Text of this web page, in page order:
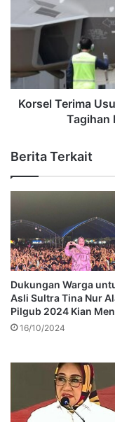
Korsel Terima
Tagihan
Berita Terkait
Dukungan Warga
Asli Sultra Tina Nur
Pilgub 2024 Kian
16/10/2024